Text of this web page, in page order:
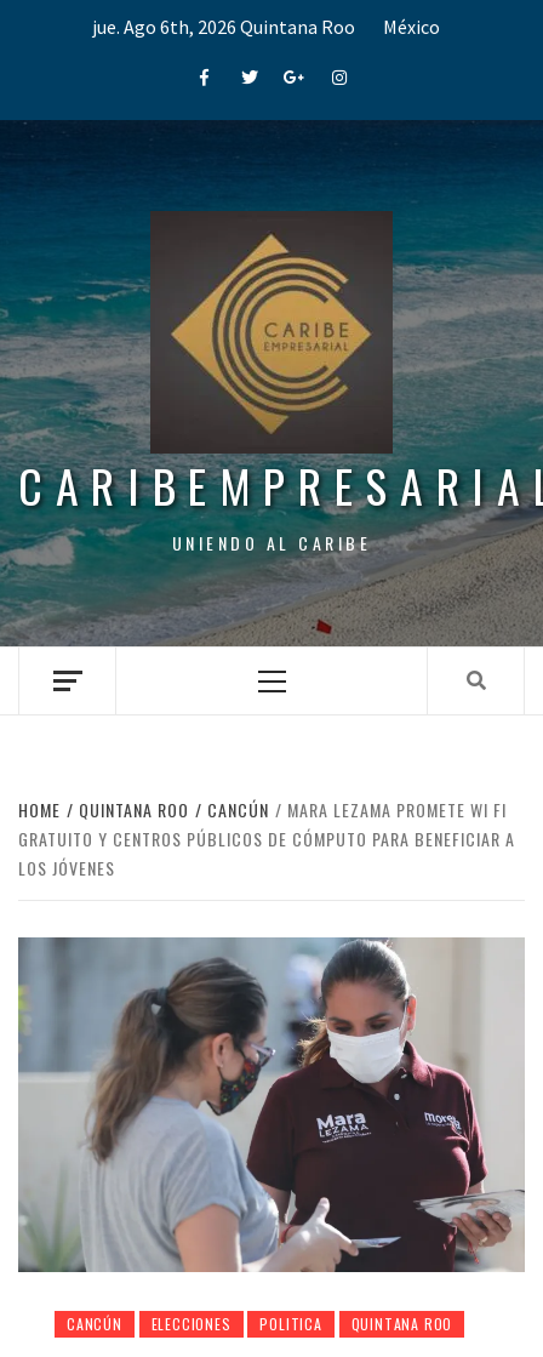
jue. Ago 6th, 2026 Quintana Roo México
FacebookTwitterGoogle+Instagram
UNIENDO AL CARIBE
Menu
HOME QUINTANA ROO CANCÚN
MARA LEZAMA PROMETE WI FI
GRATUITO Y CENTROS PÚBLICOS DE CÓMPUTO PARA BENEFICIAR A
LOS JÓVENES
CANCÚN ELECCIONES POLITICA QUINTANA ROO